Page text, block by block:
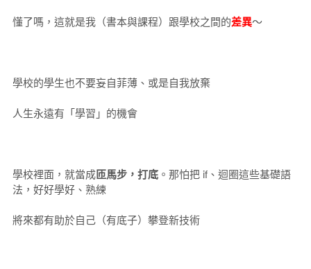
懂了嗎，這就是我（書本與課程）跟學校之間的差異～
學校的學生也不要妄自菲薄、或是自我放棄
人生永遠有「學習」的機會
學校裡面，就當成匝馬步，打底。那怕把 if、迴圈這些基礎語
法，好好學好、熟練
將來都有助於自己（有底子）攀登新技術